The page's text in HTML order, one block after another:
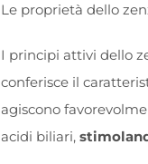
Le proprietà dello
I principi attivi dello
conferisce il
agiscono
acidi biliari,